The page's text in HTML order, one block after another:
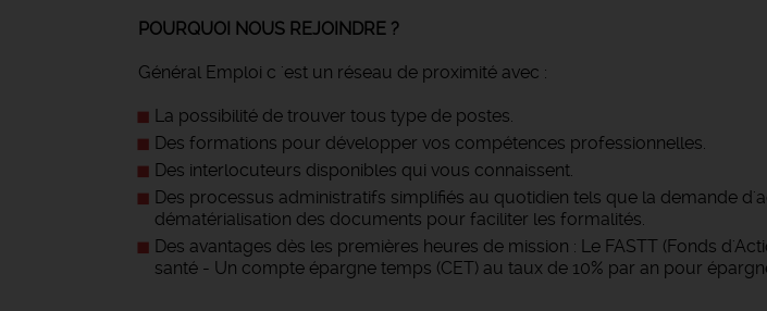
POURQUOI NOUS REJOINDRE ?
Général Emploi c 'est un réseau de proximité avec :
La possibilité de trouver tous type de postes.
Des formations pour développer vos compétences professionnelles.
Des interlocuteurs disponibles qui vous connaissent.
Des processus administratifs simplifiés au quotidien tels que la demande
dématérialisation des documents pour faciliter les formalités.
Des avantages dès les premières heures de mission : Le FASTT (Fonds
santé - Un compte épargne temps (CET) au taux de 10% par an pour